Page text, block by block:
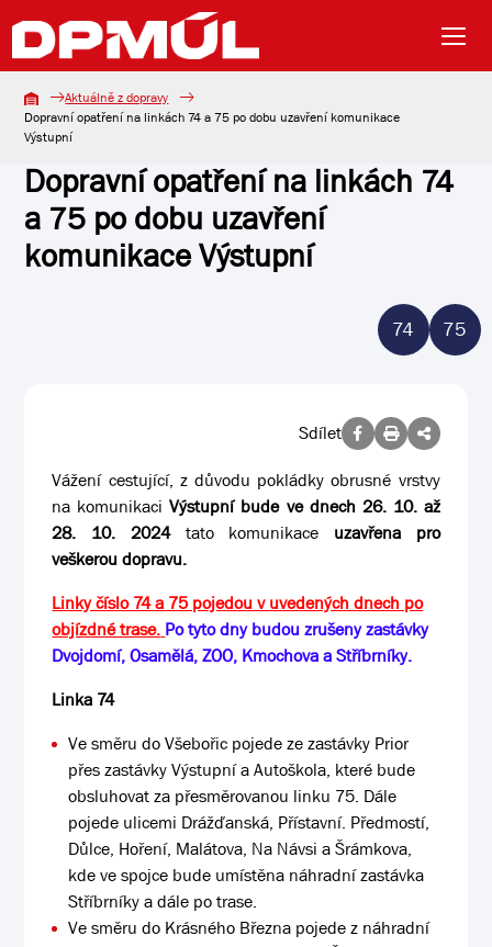
Aktuálně z dopravy
Dopravní opatření na linkách 74 a 75 po dobu uzavření komunikace
Výstupní
Dopravní opatření na linkách 74
a 75 po dobu uzavření
komunikace Výstupní
74 75
Sdílet
Vážení cestující, z důvodu pokládky obrusné vrstvy
na komunikaciVýstupní bude ve dnech 26. 10. až
28. 10. 2024tato komunikace uzavřena pro
veškerou dopravu.
Linky číslo 74 a 75 pojedou v uvedených dnech po
objízdné trase. Po tyto dny budou zrušeny zastávky
Dvojdomí, Osamělá, ZOO, Kmochova a Stříbrníky.
Linka 74
Ve směru do Všebořic pojede ze zastávky Prior
přes zastávky Výstupní a Autoškola, které bude
obsluhovat za přesměrovanou linku 75. Dále
pojede ulicemi Drážďanská, Přístavní. Předmostí,
Důlce, Hoření, Malátova, Na Návsi a Šrámkova,
kde ve spojce bude umístěna náhradní zastávka
Stříbrníky a dále po trase.
Ve směru do Krásného Března pojede z náhradní